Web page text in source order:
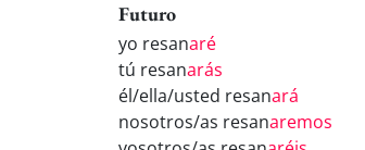
Futuro
yo resanaré
tú resanarás
él/ella/usted resanará
nosotros/as resanaremos